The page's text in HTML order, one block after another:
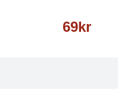
69kr